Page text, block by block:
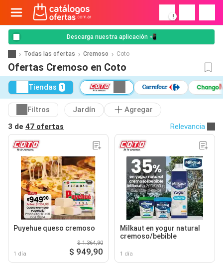
!
Descarga nuestra aplicación 📲
Todas las ofertas Cremoso Coto
Ofertas Cremoso en Coto
Tiendas 1
Filtros Jardín
Agregar
3 de 47 ofertas Relevancia
Puyehue queso cremoso
1 día
$ 1.364,90
$ 949,90
Milkaut en yogur natural
cremoso/bebible
1 día